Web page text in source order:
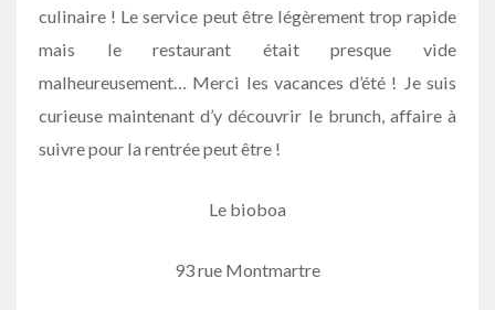
culinaire ! Le service peut être légèrement trop rapide
mais le restaurant était presque vide
malheureusement… Merci les vacances d’été ! Je suis
curieuse maintenant d’y découvrir le brunch, affaire à
suivre pour la rentrée peut être !
Le bioboa
93 rue Montmartre